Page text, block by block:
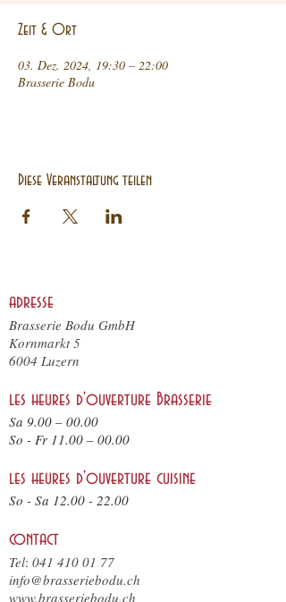
Zeit & Ort
03. Dez. 2024, 19:30 – 22:00
Brasserie Bodu
Diese Veranstaltung teilen
adresse
Brasserie Bodu GmbH
Kornmarkt 5
6004 Luzern
les heures d'ouverture Brasserie
Sa 9.00 – 00.00
So - Fr 11.00 – 00.00
les heures d'ouverture cuisine
So - Sa 12.00 - 22.00
contact
Tel: 041 410 01 77
info@brasseriebodu.ch
www.brasseriebodu.ch